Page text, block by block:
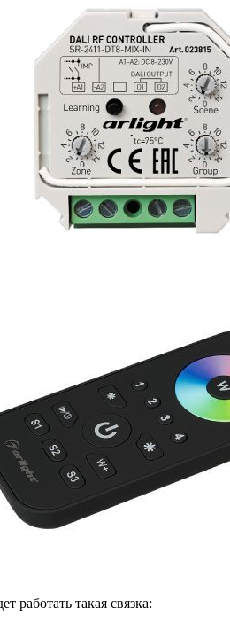
работать такая связка: